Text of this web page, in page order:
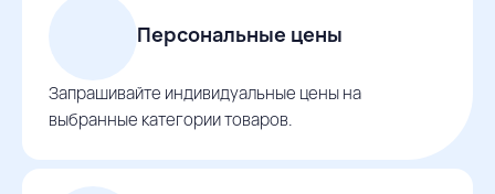
Персональные цены
Запрашивайте индивидуальные цены на
выбранные категории товаров.